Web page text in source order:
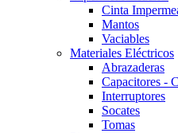
Cinta
Mantos
Vaciables
Materiales Eléctricos
Abrazaderas
Capacitores -
Interruptores
Socates
Tomas